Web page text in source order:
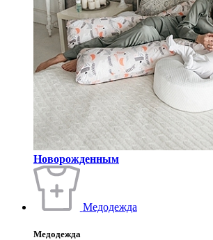
Новорожденным
Медодежда
Медодежда